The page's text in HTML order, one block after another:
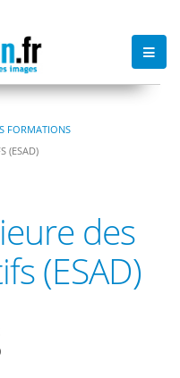
FORMATIONS
(ESAD)
des
(ESAD)